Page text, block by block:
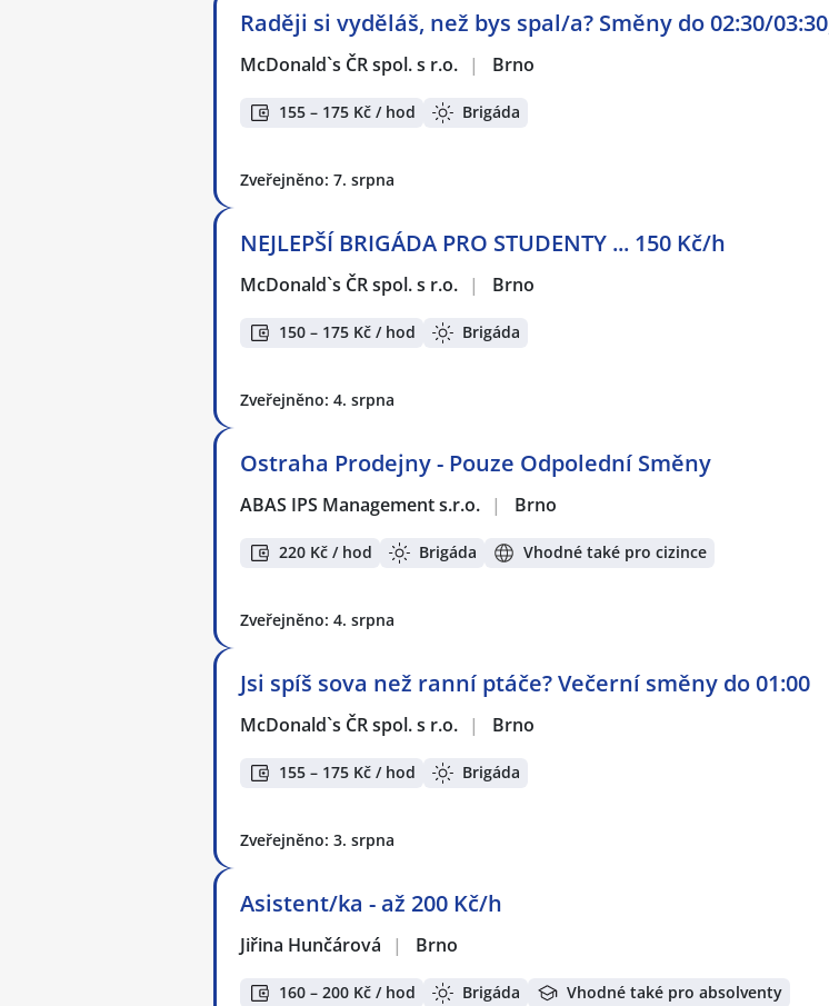
Raději si vyděláš, než bys spal/a? Směny do 02:30/
McDonald`s ČR spol. s r.o. | Brno
155 – 175 Kč / hod Brigáda
Zveřejněno: 7. srpna
NEJLEPŠÍ BRIGÁDA PRO STUDENTY ... 150 Kč/h
McDonald`s ČR spol. s r.o. | Brno
150 – 175 Kč / hod Brigáda
Zveřejněno: 4. srpna
Ostraha Prodejny - Pouze Odpolední Směny
ABAS IPS Management s.r.o. | Brno
220 Kč / hod Brigáda Vhodné také pro cizince
Zveřejněno: 4. srpna
Jsi spíš sova než ranní ptáče? Večerní směny do 01:00
McDonald`s ČR spol. s r.o. | Brno
155 – 175 Kč / hod Brigáda
Zveřejněno: 3. srpna
Asistent/ka - až 200 Kč/h
Jiřina Hunčárová | Brno
160 – 200 Kč / hod Brigáda Vhodné také pro absolventy